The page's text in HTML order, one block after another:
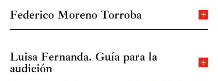
Federico Moreno Torroba
primeras lecciones de su padre José Moreno Ballesteros,
organista de la iglesia de la Concepcióny director de la
orquesta del Teatro Lara, en donde el propio Federico
Luisa Fernanda. Guía para la
audición